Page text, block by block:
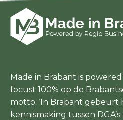
Made in Brabant is
focust 100% op de
motto: ‘In Brabant gebeurt
kennismaking tussen